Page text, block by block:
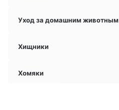
Уход за домашним животным
Хищники
Хомяки